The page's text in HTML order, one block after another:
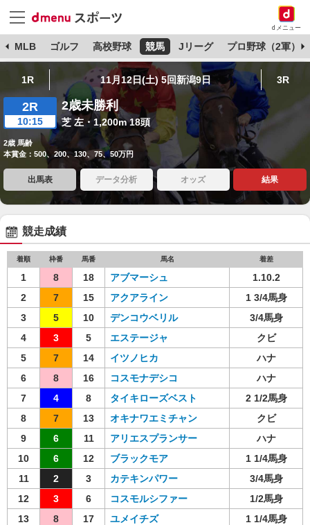
dメニュー
MLB ゴルフ 高校野球 競馬 Jリーグ プロ野球（2軍）
1R 11月12日(土) 5回新潟9日 3R
2R
10:15
2歳未勝利
芝 左・1,200m 18頭
2歳 馬齢
本賞金：500、200、130、75、50万円
出馬表 データ分析 オッズ 結果
競走成績
着順 枠番 馬番 馬名 着差
1 8 18 アブマーシュ
1.10.2
2
7 15 アクアライン
1 3/4馬身
3
5 10 デンコウベリル
3/4馬身
4
3 5 エステージャ
クビ
5
7 14 イツノヒカ
ハナ
6
8 16 コスモナデシコ
ハナ
7
4 8 タイキローズベスト
2 1/2馬身
8
7 13 オキナワエミチャン
クビ
9
6 11 アリエスプランサー
ハナ
10
6 12 ブラックモア
1 1/4馬身
11
2 3 カテキンパワー
3/4馬身
12
3 6 コスモルシファー
1/2馬身
13
8 17 ユメイチズ
1 1/4馬身